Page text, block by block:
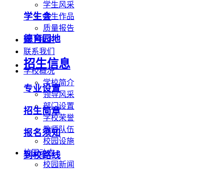
学生风采
学生作品
质量报告
网上报名
联系我们
学校概况
学校简介
领导风采
部门设置
学校荣誉
教师队伍
校园设施
校园动态
校园新闻
学生会
德育园地
招生信息
专业设置
招生简章
报名须知
到校路线